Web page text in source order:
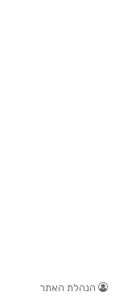
הנהלת האתר